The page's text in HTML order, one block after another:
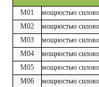
M01
мощностью
M02
мощностью
M03
мощностью
M04
мощностью
M05
мощностью
M06
мощностью